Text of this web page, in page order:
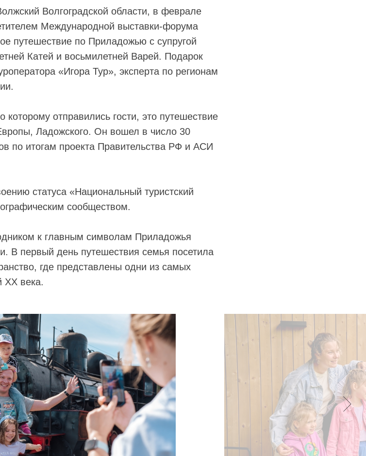
Волгоградской области, в феврале
Международной выставки-форума
путешествие по Приладожью с супругой
Катей и восьмилетней Варей. Подарок
«Игора Тур», эксперта по регионам
которому отправились гости, это путешествие
Ладожского. Он вошел в число 30
по итогам проекта Правительства РФ и АСИ
статуса «Национальный туристский
сообществом.
к главным символам Приладожья
В первый день путешествия семья посетила
где представлены одни из самых
XX века.